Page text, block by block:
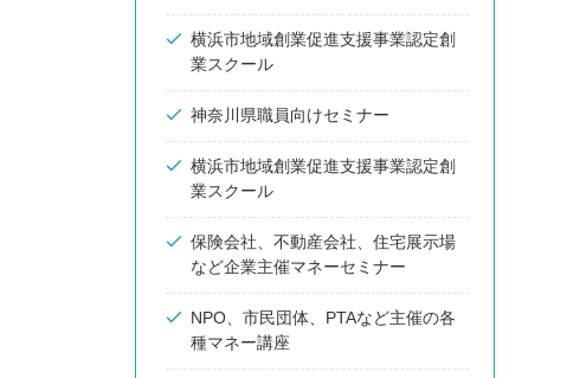
横浜市地域創業促進支援事業認定創
業スクール
神奈川県職員向けセミナー
横浜市地域創業促進支援事業認定創
業スクール
保険会社、不動産会社、住宅展示場
など企業主催マネーセミナー
NPO、市民団体、PTAなど主催の各
種マネー講座